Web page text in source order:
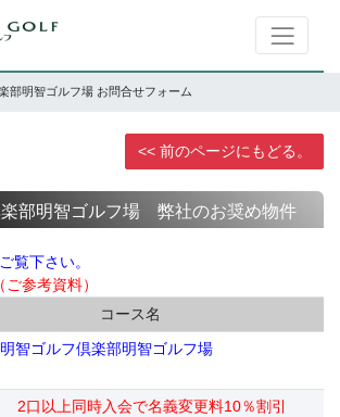
部明智ゴルフ場 お問合せフォーム
<< 前のページにもどる。
部明智ゴルフ場 弊社のお奨め物件
覧下さい。
参考資料）
コース名
明智ゴルフ倶楽部明智ゴルフ場
口以上同時入会で名義変更料10％割引